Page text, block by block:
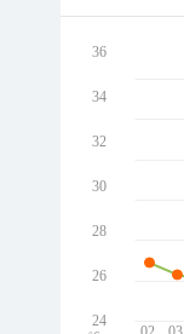
36
34
32
30
28
26
24